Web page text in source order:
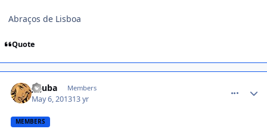
Abraços de Lisboa
Quote
jujuba Members
May 6, 201313 yr
MEMBERS